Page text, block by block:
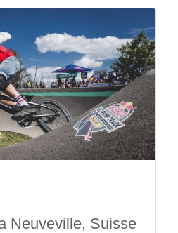
Neuveville, Suisse